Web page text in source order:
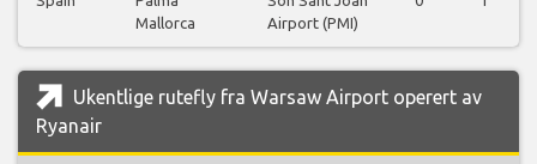
Mallorca
Airport (PMI)
Ukentlige rutefly fra Warsaw Airport operert av
Ryanair